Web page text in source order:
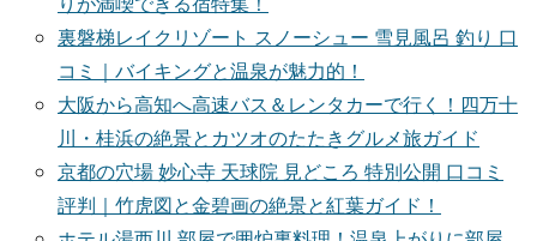
裏磐梯レイクリゾート スノーシュー 雪見風呂 釣り 口
コミ｜バイキングと温泉が魅力的！
大阪から高知へ高速バス＆レンタカーで行く！四万十
川・桂浜の絶景とカツオのたたきグルメ旅ガイド
京都の穴場 妙心寺 天球院 見どころ 特別公開 口コミ
評判｜竹虎図と金碧画の絶景と紅葉ガイド！